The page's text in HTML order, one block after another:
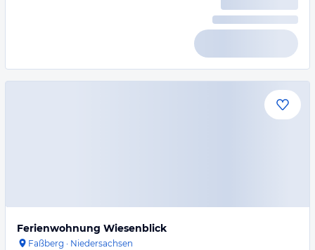
Ferienwohnung Wiesenblick
Faßberg · Niedersachsen